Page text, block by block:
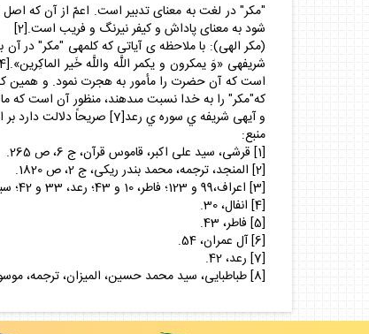
شود به معناى پاداش و كيفر نيرنگ و فريب است.[2]
و آيه‏ى شريفه ي سوره ي رعد[7] صريحاً دلالت دارد بر اين كه تدبير كلّى مال خداست و تدبير ديگران در مقابل تدبير خدا هيچ است و كارى از پيش نمى‏تواند ببرد.[8]
منبع:
[1] قرشى، سيد على اكبر، قاموس قرآن، ج 6، ص 265.
[2] المنجد، ترجمه، محمد بندر ريكى، ج 2، ص 1820.
[3] اعراف،99 و 123؛ فاطر، 10 و 43؛ رعد، 33 و 42؛ سباء، 33؛ يونس،21؛ آل عمران،54 ؛ النحل، 26 و 45؛ النمل، 50 و 51؛ نوح،22؛ ابراهيم، 46؛ يوسف،13؛غافر،45.
[4] انفال، 30.
[5] فاطر، 43.
[6] آل عمران، 54.
[7] رعد، 42.
[8] طباطبايى، سيد محمد حسين، الميزان، ترجمه، موسوى همدانى، ج 12، ص 355، 20 جلدى، ناشر انتشارات اسلامى.